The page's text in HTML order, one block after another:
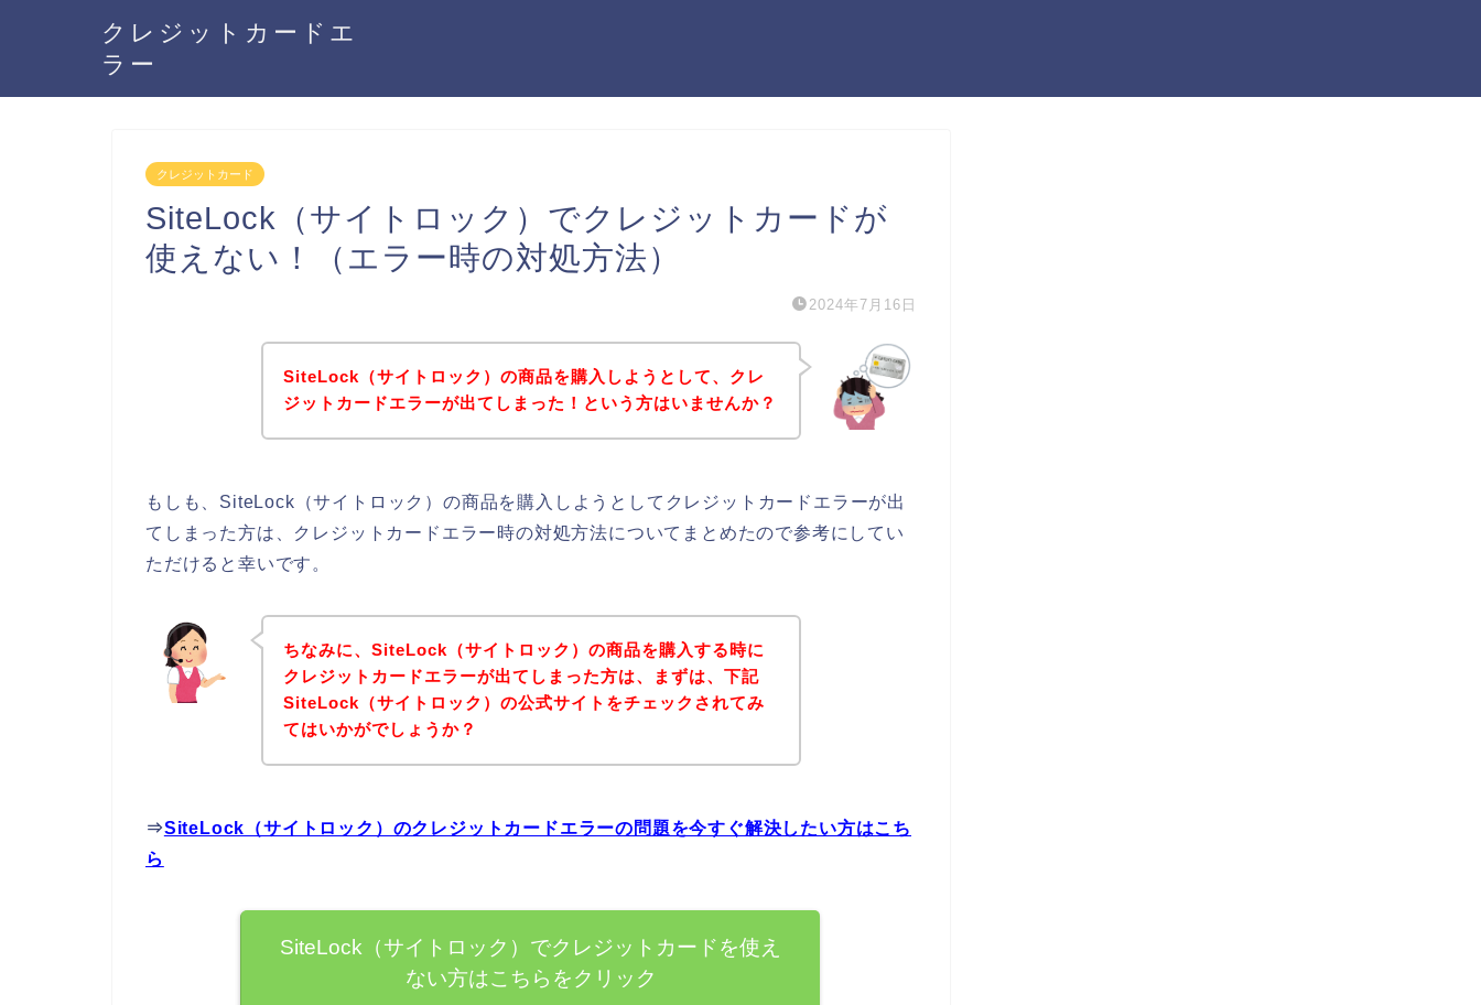
クレジットカードエ
ラー
クレジットカード
SiteLock（サイトロック）でクレジットカードが
使えない！（エラー時の対処方法）
2024年7月16日
SiteLock（サイトロック）の商品を購入しようとして、クレ
ジットカードエラーが出てしまった！という方はいませんか？
もしも、SiteLock（サイトロック）の商品を購入しようとしてクレジットカードエラーが出
てしまった方は、クレジットカードエラー時の対処方法についてまとめたので参考にしてい
ただけると幸いです。
ちなみに、SiteLock（サイトロック）の商品を購入する時に
クレジットカードエラーが出てしまった方は、まずは、下記
SiteLock（サイトロック）の公式サイトをチェックされてみ
てはいかがでしょうか？
⇒SiteLock（サイトロック）のクレジットカードエラーの問題を今すぐ解決したい方はこち
ら
SiteLock（サイトロック）でクレジットカードを使え
ない方はこちらをクリック